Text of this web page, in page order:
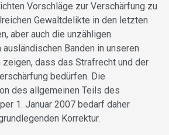
Vorschläge zur Verschärfung zu
Gewaltdelikte in den letzten
aber auch die unzähligen
Banden in unseren
zeigen, dass das Strafrecht und der
bedürfen. Die
des allgemeinen Teils des
1. Januar 2007 bedarf daher
Korrektur.